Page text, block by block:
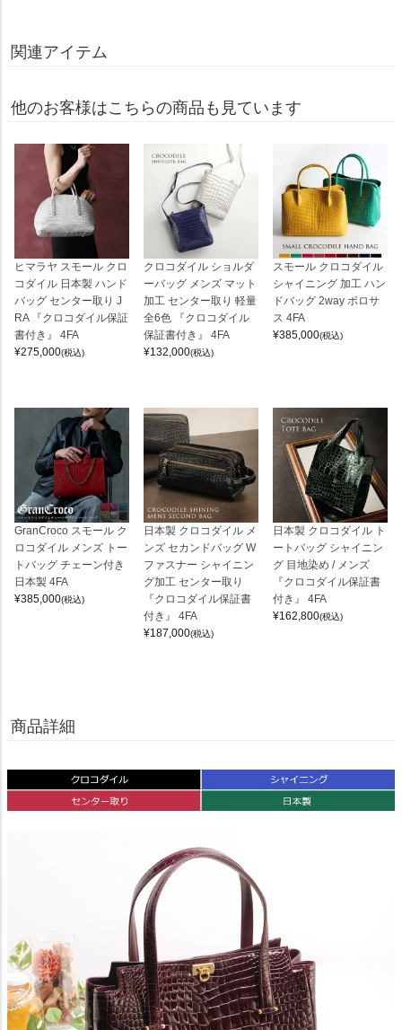
関連アイテム
他のお客様はこちらの商品も見ています
ヒマラヤ スモール クロ
コダイル 日本製 ハンド
バッグ センター取り J
RA 『クロコダイル保証
書付き』 4FA
¥275,000(税込)
クロコダイル ショルダ
ーバッグ メンズ マット
加工 センター取り 軽量
全6色 『クロコダイル
保証書付き』 4FA
¥132,000(税込)
スモール クロコダイル
シャイニング 加工 ハン
ドバッグ 2way ポロサ
ス 4FA
¥385,000(税込)
GranCroco スモール ク
ロコダイル メンズ トー
トバッグ チェーン付き
日本製 4FA
¥385,000(税込)
日本製 クロコダイル メ
ンズ セカンドバッグ W
ファスナー シャイニン
グ加工 センター取り
『クロコダイル保証書
付き』 4FA
¥187,000(税込)
日本製 クロコダイル ト
ートバッグ シャイニン
グ 目地染め / メンズ
『クロコダイル保証書
付き』 4FA
¥162,800(税込)
商品詳細